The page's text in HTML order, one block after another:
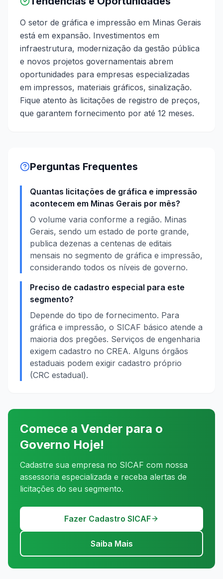
O setor de gráfica e impressão em Minas Gerais
está em expansão. Investimentos em
infraestrutura, modernização da gestão pública
e novos projetos governamentais abrem
oportunidades para empresas especializadas
em impressos, materiais gráficos, sinalização.
Fique atento às licitações de registro de preços,
que garantem fornecimento por até 12 meses.
Perguntas Frequentes
Quantas licitações de gráfica e impressão
acontecem em Minas Gerais por mês?
O volume varia conforme a região. Minas
Gerais, sendo um estado de porte grande,
publica dezenas a centenas de editais
mensais no segmento de gráfica e impressão,
considerando todos os níveis de governo.
Preciso de cadastro especial para este
segmento?
Depende do tipo de fornecimento. Para
gráfica e impressão, o SICAF básico atende a
maioria dos pregões. Serviços de engenharia
exigem cadastro no CREA. Alguns órgãos
estaduais podem exigir cadastro próprio
(CRC estadual).
Comece a Vender para o
Governo Hoje!
Cadastre sua empresa no SICAF com nossa
assessoria especializada e receba alertas de
licitações do seu segmento.
Fazer Cadastro SICAF
Saiba Mais